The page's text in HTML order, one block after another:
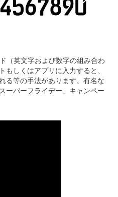
（英文字および数字の組み合わ
しくはアプリに入力すると、
る等の手法があります。有名な
ーパーフライデー」キャンペー